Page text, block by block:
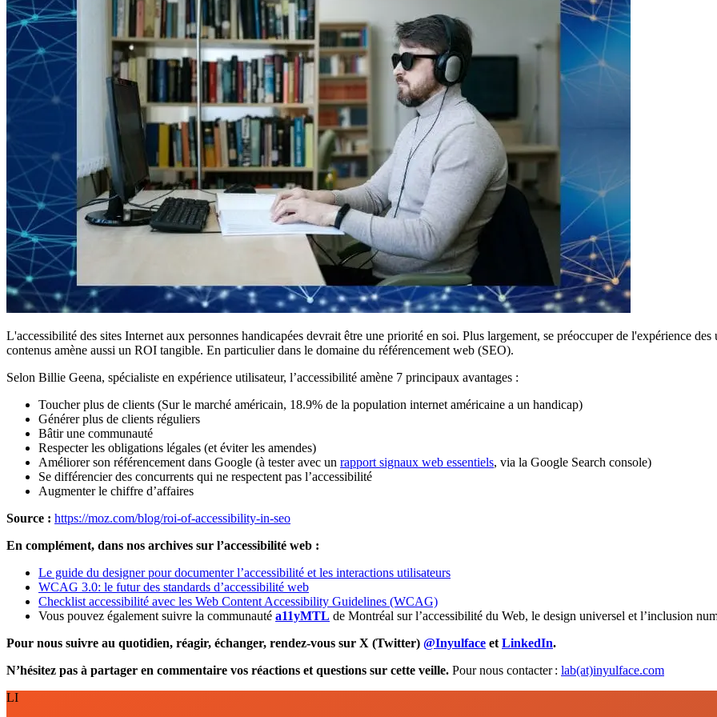
L'accessibilité des sites Internet aux personnes handicapées devrait être une priorité en soi. Plus largement, se préoccuper de l'expérience
contenus amène aussi un ROI tangible. En particulier dans le domaine du référencement web (SEO).
Selon Billie Geena, spécialiste en expérience utilisateur, l’accessibilité amène 7 principaux avantages :
Toucher plus de clients (Sur le marché américain, 18.9% de la population internet américaine a un handicap)
Générer plus de clients réguliers
Bâtir une communauté
Respecter les obligations légales (et éviter les amendes)
Améliorer son référencement dans Google (à tester avec un rapport signaux web essentiels, via la Google Search console)
Se différencier des concurrents qui ne respectent pas l’accessibilité
Augmenter le chiffre d’affaires
Source : https://moz.com/blog/roi-of-accessibility-in-seo
En complément, dans nos archives sur l’accessibilité web :
Le guide du designer pour documenter l’accessibilité et les interactions utilisateurs
WCAG 3.0: le futur des standards d’accessibilité web
Checklist accessibilité avec les Web Content Accessibility Guidelines (WCAG)
Vous pouvez également suivre la communauté a11yMTL de Montréal sur l’accessibilité du Web, le design universel et l’inclusion
Pour nous suivre au quotidien, réagir, échanger, rendez-vous sur X (Twitter) @Inyulface et LinkedIn.
N’hésitez pas à partager en commentaire vos réactions et questions sur cette veille. Pour nous contacter : lab(at)inyulface.com
LI